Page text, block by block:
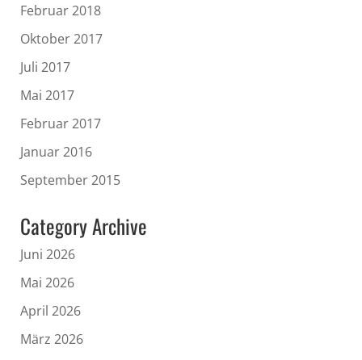
Februar 2018
Oktober 2017
Juli 2017
Mai 2017
Februar 2017
Januar 2016
September 2015
Category Archive
Juni 2026
Mai 2026
April 2026
März 2026